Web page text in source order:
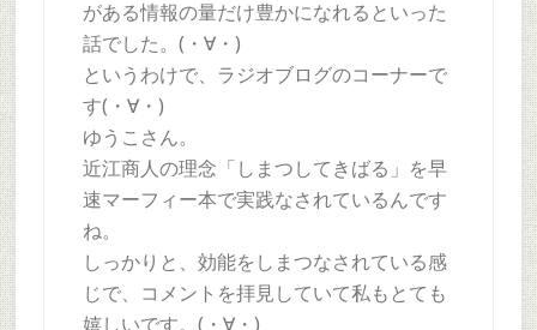
がある情報の量だけ豊かになれるといった
話でした。(・∀・)
というわけで、ラジオブログのコーナーで
す(・∀・)
ゆうこさん。
近江商人の理念「しまつしてきばる」を早
速マーフィー本で実践なされているんです
ね。
しっかりと、効能をしまつなされている感
じで、コメントを拝見していて私もとても
嬉しいです。(・∀・)